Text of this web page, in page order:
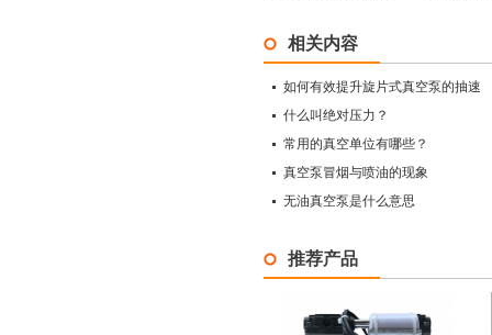
相关内容
如何有效提升旋片式真空泵的抽速
什么叫绝对压力？
常用的真空单位有哪些？
真空泵冒烟与喷油的现象
无油真空泵是什么意思
推荐产品